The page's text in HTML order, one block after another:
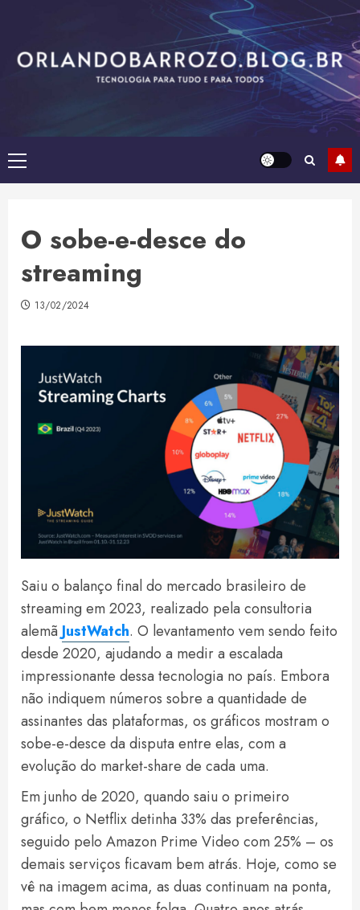
content
Primary
Menu
O sobe-e-desce do
streaming
13/02/2024
Saiu o balanço final do mercado brasileiro de
streaming em 2023, realizado pela consultoria
alemã JustWatch. O levantamento vem sendo feito
desde 2020, ajudando a medir a escalada
impressionante dessa tecnologia no país. Embora
não indiquem números sobre a quantidade de
assinantes das plataformas, os gráficos mostram o
sobe-e-desce da disputa entre elas, com a
evolução do market-share de cada uma.
Em junho de 2020, quando saiu o primeiro
gráfico, o Netflix detinha 33% das preferências,
seguido pelo Amazon Prime Video com 25% – os
demais serviços ficavam bem atrás. Hoje, como se
vê na imagem acima, as duas continuam na ponta,